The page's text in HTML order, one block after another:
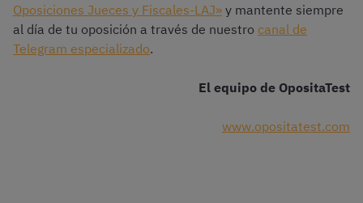
Oposiciones Jueces y Fiscales-LAJ» y mantente siempre
al día de tu oposición a través de nuestro canal de
Telegram especializado.
El equipo de OpositaTest
www.opositatest.com